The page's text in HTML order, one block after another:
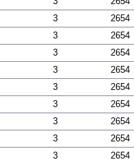
3 2654
3 2654
3 2654
3 2654
3 2654
3 2654
3 2654
3 2654
3 2654